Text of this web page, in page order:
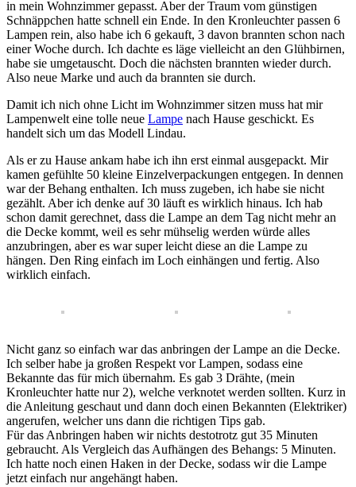
in mein Wohnzimmer gepasst. Aber der Traum vom günstigen
Schnäppchen hatte schnell ein Ende. In den Kronleuchter passen 6
Lampen rein, also habe ich 6 gekauft, 3 davon brannten schon nach
einer Woche durch. Ich dachte es läge vielleicht an den Glühbirnen,
habe sie umgetauscht. Doch die nächsten brannten wieder durch.
Also neue Marke und auch da brannten sie durch.
Damit ich nich ohne Licht im Wohnzimmer sitzen muss hat mir
Lampenwelt eine tolle neue Lampe nach Hause geschickt. Es
handelt sich um das Modell Lindau.
Als er zu Hause ankam habe ich ihn erst einmal ausgepackt. Mir
kamen gefühlte 50 kleine Einzelverpackungen entgegen. In dennen
war der Behang enthalten. Ich muss zugeben, ich habe sie nicht
gezählt. Aber ich denke auf 30 läuft es wirklich hinaus. Ich hab
schon damit gerechnet, dass die Lampe an dem Tag nicht mehr an
die Decke kommt, weil es sehr mühselig werden würde alles
anzubringen, aber es war super leicht diese an die Lampe zu
hängen. Den Ring einfach im Loch einhängen und fertig. Also
wirklich einfach.
Nicht ganz so einfach war das anbringen der Lampe an die Decke.
Ich selber habe ja großen Respekt vor Lampen, sodass eine
Bekannte das für mich übernahm. Es gab 3 Drähte, (mein
Kronleuchter hatte nur 2), welche verknotet werden sollten. Kurz in
die Anleitung geschaut und dann doch einen Bekannten (Elektriker)
angerufen, welcher uns dann die richtigen Tips gab.
Für das Anbringen haben wir nichts destotrotz gut 35 Minuten
gebraucht. Als Vergleich das Aufhängen des Behangs: 5 Minuten.
Ich hatte noch einen Haken in der Decke, sodass wir die Lampe
jetzt einfach nur angehängt haben.